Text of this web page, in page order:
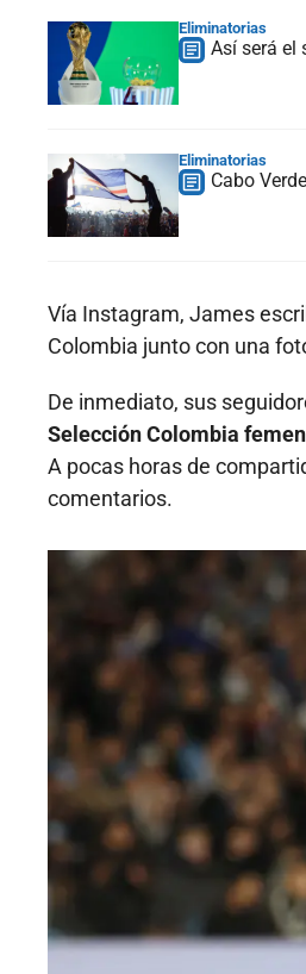
Eliminatorias
Así será el
Eliminatorias
Cabo
Vía Instagram, James
Colombia junto con una
De inmediato, sus
Selección Colombia
A pocas horas de
comentarios.